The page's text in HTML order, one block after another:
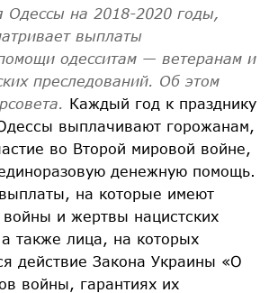
Одессы на 2018-2020 годы,
выплаты
одесситам — ветеранам и
преследований. Об этом
Каждый год к празднику
выплачивают горожанам,
во Второй мировой войне,
денежную помощь.
на которые имеют
и жертвы нацистских
также лица, на которых
действие Закона Украины «О
войны, гарантиях их